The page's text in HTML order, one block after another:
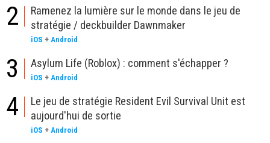
2
Ramenez la lumière sur le monde dans le jeu de
stratégie / deckbuilder Dawnmaker
iOS + Android
3 Asylum Life (Roblox) : comment s'échapper ?
iOS + Android
4
Le jeu de stratégie Resident Evil Survival Unit est
aujourd'hui de sortie
iOS + Android